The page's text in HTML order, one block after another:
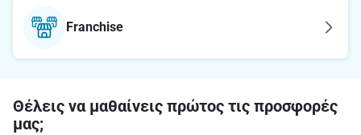
Franchise
Θέλεις να μαθαίνεις πρώτος τις προσφορές
μας;